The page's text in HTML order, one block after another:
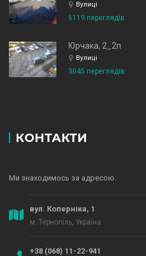
Вулиці
6119 переглядів
Юрчака, 2_2п
Вулиці
3045 переглядів
КОНТАКТИ
Ми знаходимось за адресою.
вул. Коперніка, 1
м. Тернопіль, Україна
+38 (068) 11-22-941